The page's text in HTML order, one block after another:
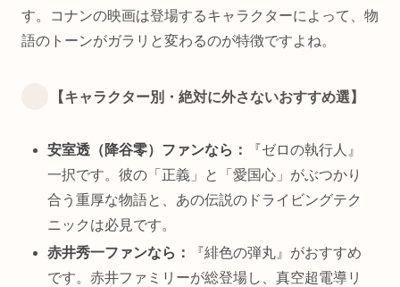
す。コナンの映画は登場するキャラクターによって、物
語のトーンがガラリと変わるのが特徴ですよね。
【キャラクター別・絶対に外さないおすすめ選】
安室透（降谷零）ファンなら：
『ゼロの執行人』
一択です。彼の「正義」と「愛国心」がぶつかり
合う重厚な物語と、あの伝説のドライビングテク
ニックは必見です。
赤井秀一ファンなら：
『緋色の弾丸』がおすすめ
です。赤井ファミリーが総登場し、真空超電導リ